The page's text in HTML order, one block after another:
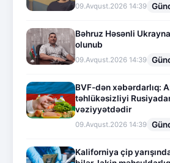
09.Avqust.2026 14:39
Bəhruz Həsənli
olunub
09.Avqust.2026 14:39
BVF-dən xəbərdarlıq:
təhlükəsizliyi Rusiyadan
vəziyyətdədir
09.Avqust.2026 14:39
Kaliforniya çip